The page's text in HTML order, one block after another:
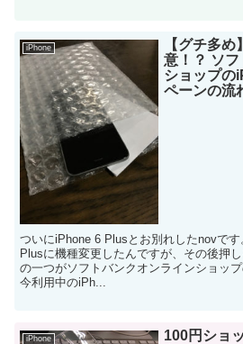
iPhone
【グチ多
意！？ ソ
ショップの
ペーンの流
ついにiPhone 6 Plusとお別れしたnovで
Plusに機種変更したんですが、その後押
の一つがソフトバンクオンラインショップ
今利用中のiPh...
iPhone
100円ショ